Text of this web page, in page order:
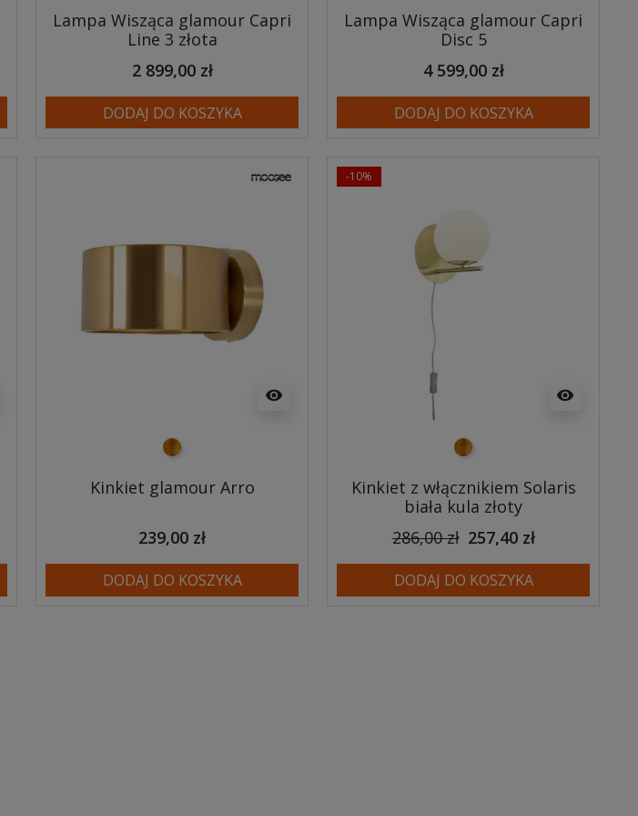
Lampa Wisząca glamour Capri
Line 3 złota
2 899,00 zł
DODAJ DO KOSZYKA
Lampa Wisząca glamour Capri
Disc 5
4 599,00 zł
DODAJ DO KOSZYKA
visibility
złoty
Kinkiet glamour Arro
239,00 zł
DODAJ DO KOSZYKA
-10%
visibility
złoty
Kinkiet z włącznikiem Solaris
biała kula złoty
286,00 zł 257,40 zł
DODAJ DO KOSZYKA